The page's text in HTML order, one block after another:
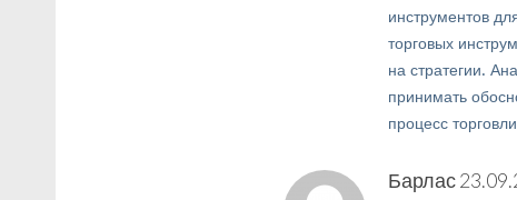
инструментов
торговых
на стратегии.
принимать
процесс
Барлас